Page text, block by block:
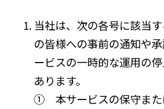
当社は、次の各号に該当
の皆様への事前の通知や
ービスの一時的な運用の
あります。
① 本サービスの保守また